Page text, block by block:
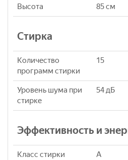
Высота 85 см
Стирка
Количество
программ стирки
15
Уровень шума при
стирке
54 дБ
Эффективность и
Класс стирки A